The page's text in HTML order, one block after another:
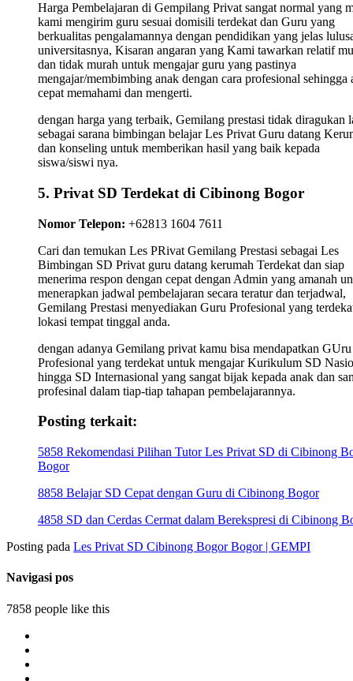
Harga Pembelajaran di Gempilang Privat sangat normal yang
kami mengirim guru sesuai domisili terdekat dan Guru yang
berkualitas pengalamannya dengan pendidikan yang jelas
universitasnya, Kisaran angaran yang Kami tawarkan relatif
dan tidak murah untuk mengajar guru yang pastinya
mengajar/membimbing anak dengan cara profesional sehingga
cepat memahami dan mengerti.
dengan harga yang terbaik, Gemilang prestasi tidak diragukan
sebagai sarana bimbingan belajar Les Privat Guru datang
dan konseling untuk memberikan hasil yang baik kepada
siswa/siswi nya.
5. Privat SD Terdekat di Cibinong Bogor
Nomor Telepon: +62813 1604 7611
Cari dan temukan Les PRivat Gemilang Prestasi sebagai Les
Bimbingan SD Privat guru datang kerumah Terdekat dan siap
menerima respon dengan cepat dengan Admin yang amanah
menerapkan jadwal pembelajaran secara teratur dan terjadwal,
Gemilang Prestasi menyediakan Guru Profesional yang
lokasi tempat tinggal anda.
dengan adanya Gemilang privat kamu bisa mendapatkan GUru
Profesional yang terdekat untuk mengajar Kurikulum SD
hingga SD Internasional yang sangat bijak kepada anak dan
profesinal dalam tiap-tiap tahapan pembelajarannya.
Posting terkait:
5858 Rekomendasi Pilihan Tutor Les Privat SD di Cibinong
Bogor
8858 Belajar SD Cepat dengan Guru di Cibinong Bogor
4858 SD dan Cerdas Cermat dalam Berekspresi di Cibinong
Posting pada Les Privat SD Cibinong Bogor Bogor | GEMPI
Navigasi pos
7858 people like this